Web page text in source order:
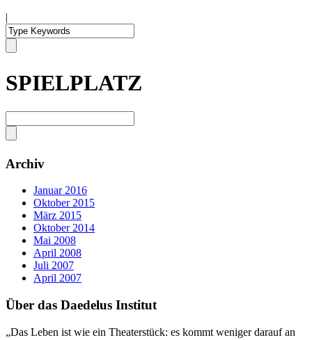
|
SPIELPLATZ
Archiv
Januar 2016
Oktober 2015
März 2015
Oktober 2014
Mai 2008
April 2008
Juli 2007
April 2007
Über das Daedelus Institut
„Das Leben ist wie ein Theaterstück: es kommt weniger darauf an